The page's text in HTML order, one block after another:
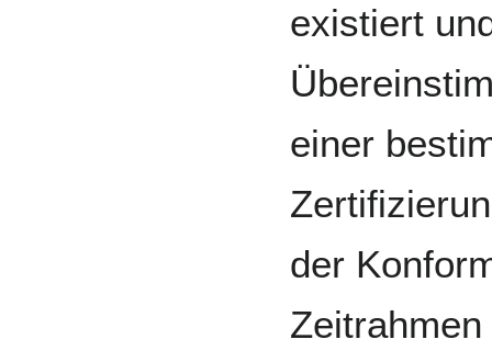
existiert
einer
der